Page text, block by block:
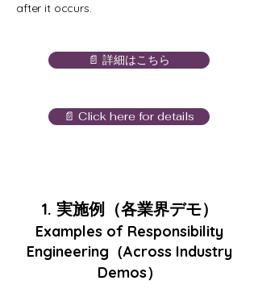
after it occurs.
📄 詳細はこちら
📄 Click here for details
1. 実施例（各業界デモ）
Examples of Responsibility
Engineering（Across Industry
Demos）